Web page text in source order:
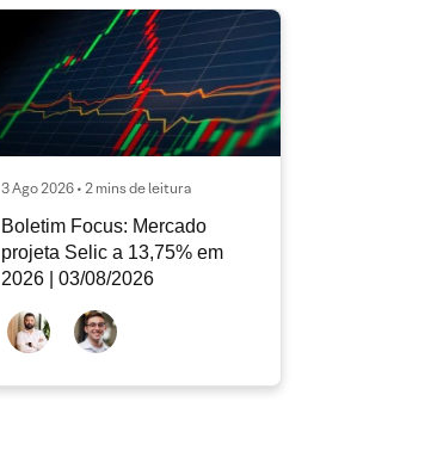
3 Ago 2026 • 2 mins de leitura
Boletim Focus: Mercado
projeta Selic a 13,75% em
2026 | 03/08/2026